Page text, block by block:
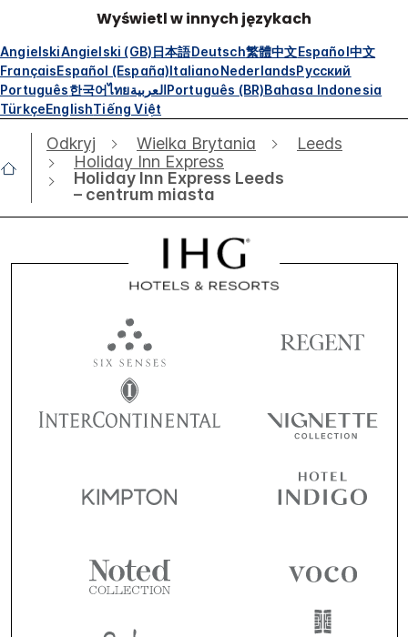
Wyświetl w innych językach
AngielskiAngielski (GB)日本語Deutsch繁體中文Español中文
FrançaisEspañol (España)ItalianoNederlandsРусский
Português한국어ไทยالعربيةPortuguês (BR)Bahasa Indonesia
TürkçeEnglishTiếng Việt
Odkryj Wielka Brytania
Leeds
Holiday Inn Express
Holiday Inn Express Leeds
– centrum miasta